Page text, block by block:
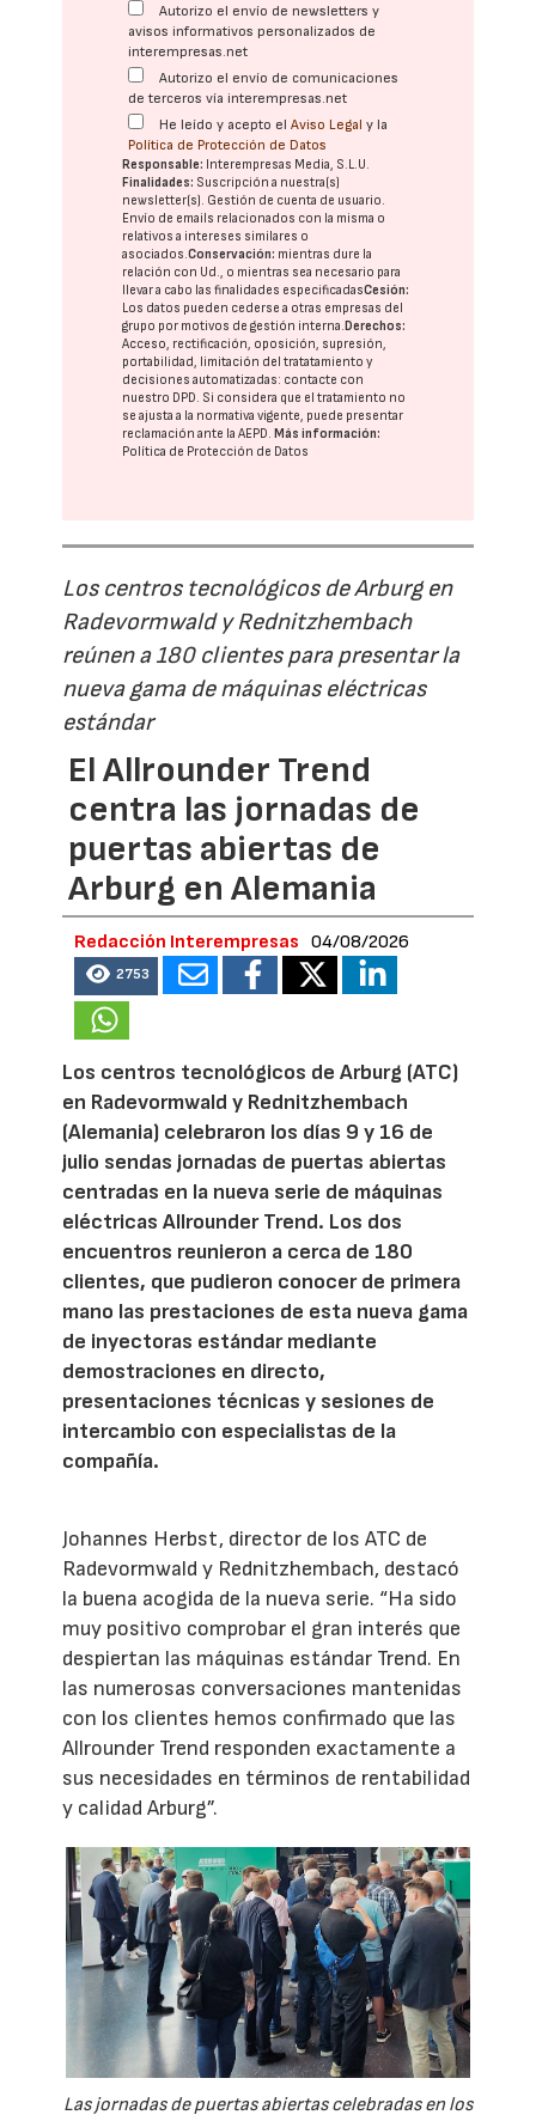
Autorizo el envío de newsletters y
avisos informativos personalizados de
interempresas.net
Autorizo el envío de comunicaciones
de terceros vía interempresas.net
He leído y acepto elAviso Legal y la
Política de Protección de Datos
Responsable: Interempresas Media, S.L.U.
Finalidades: Suscripción a nuestra(s)
newsletter(s). Gestión de cuenta de usuario.
Envío de emails relacionados con la misma o
relativos a intereses similares o
asociados.Conservación: mientras dure la
relación con Ud., o mientras sea necesario para
llevar a cabo las finalidades especificadasCesión:
Los datos pueden cederse a otras empresas del
grupo por motivos de gestión interna.Derechos:
Acceso, rectificación, oposición, supresión,
portabilidad, limitación del tratatamiento y
decisiones automatizadas: contacte con
nuestro DPD. Si considera que el tratamiento no
se ajusta a la normativa vigente, puede presentar
reclamación ante laAEPD.Más información:
Política de Protección de Datos
Los centros tecnológicos de Arburg en
Radevormwald y Rednitzhembach
reúnen a 180 clientes para presentar la
nueva gama de máquinas eléctricas
estándar
El Allrounder Trend
centra las jornadas de
puertas abiertas de
Arburg en Alemania
Redacción Interempresas 04/08/2026
2753
Los centros tecnológicos de Arburg (ATC)
en Radevormwald y Rednitzhembach
(Alemania) celebraron los días 9 y 16 de
julio sendas jornadas de puertas abiertas
centradas en la nueva serie de máquinas
eléctricas Allrounder Trend. Los dos
encuentros reunieron a cerca de 180
clientes, que pudieron conocer de primera
mano las prestaciones de esta nueva gama
de inyectoras estándar mediante
demostraciones en directo,
presentaciones técnicas y sesiones de
intercambio con especialistas de la
compañía.
Johannes Herbst, director de los ATC de
Radevormwald y Rednitzhembach, destacó
la buena acogida de la nueva serie. “Ha sido
muy positivo comprobar el gran interés que
despiertan las máquinas estándar Trend. En
las numerosas conversaciones mantenidas
con los clientes hemos confirmado que las
Allrounder Trend responden exactamente a
sus necesidades en términos de rentabilidad
y calidad Arburg”.
Las jornadas de puertas abiertas celebradas en los